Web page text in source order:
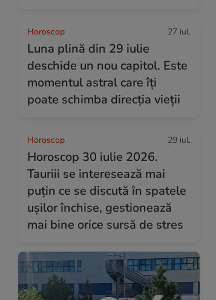
Horoscop 27 iul.
Luna plină din 29 iulie
deschide un nou capitol. Este
momentul astral care îți
poate schimba direcția vieții
Horoscop 29 iul.
Horoscop 30 iulie 2026.
Tauriii se interesează mai
puțin ce se discută în spatele
ușilor închise, gestionează
mai bine orice sursă de stres